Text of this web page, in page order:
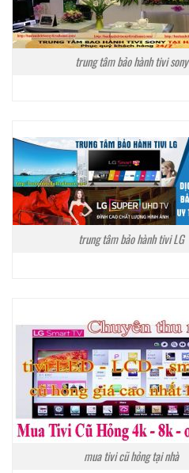
trung tâm bảo hành tivi sony
trung tâm bảo hành tivi LG
mua tivi cũ hỏng tại nhà